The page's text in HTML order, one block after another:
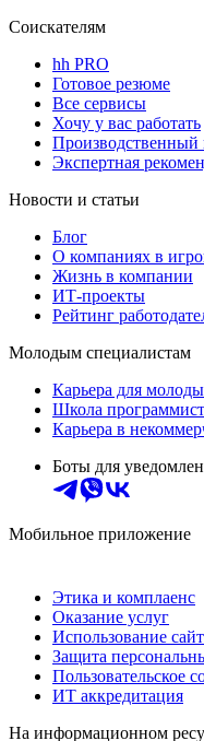
Соискателям
hh PRO
Готовое резюме
Все сервисы
Хочу у вас работать
Производственный
Экспертная
Новости и статьи
Блог
О компаниях в
Жизнь в компании
ИТ-проекты
Рейтинг
Молодым специалистам
Карьера для
Школа
Карьера в
Боты для
Мобильное приложение
Этика и комплаенс
Оказание услуг
Использование
Защита
Пользовательское
ИТ аккредитация
На информационном